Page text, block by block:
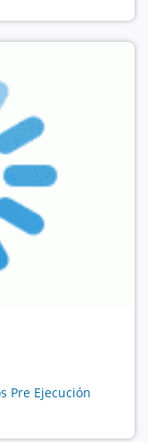
Pre Ejecución